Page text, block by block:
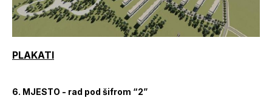
PLAKATI
6. MJESTO - rad pod šifrom “2”